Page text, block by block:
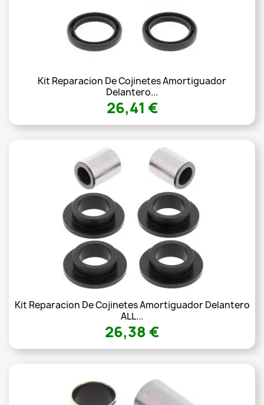
Kit Reparacion De Cojinetes Amortiguador
Delantero...
26,41 €
Kit Reparacion De Cojinetes Amortiguador Delantero
ALL...
26,38 €